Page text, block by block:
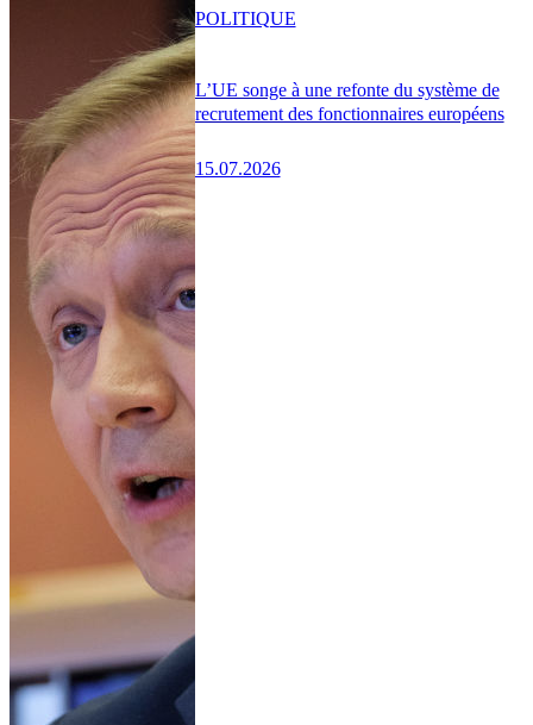
L’UE songe à une refonte du système de
recrutement des fonctionnaires européens
15.07.2026
POLITIQUE